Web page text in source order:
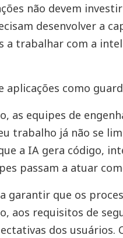
não devem
desenvolver a
a trabalhar com a
aplicações como
as equipes de
trabalho já não se
a IA gera código,
passam a atuar
garantir que os
aos requisitos de
dos usuários.